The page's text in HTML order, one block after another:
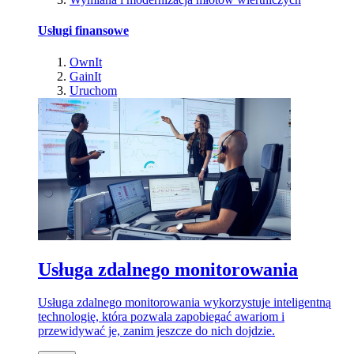
Usługi finansowe
OwnIt
GainIt
Uruchom
Usługa zdalnego monitorowania
Usługa zdalnego monitorowania wykorzystuje inteligentną
technologię, która pozwala zapobiegać awariom i
przewidywać je, zanim jeszcze do nich dojdzie.